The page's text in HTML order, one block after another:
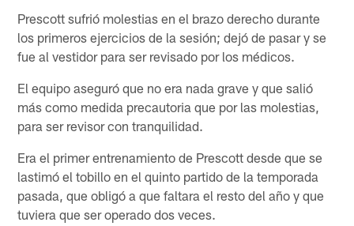
Prescott sufrió molestias en el brazo derecho durante
los primeros ejercicios de la sesión; dejó de pasar y se
fue al vestidor para ser revisado por los médicos.
El equipo aseguró que no era nada grave y que salió
más como medida precautoria que por las molestias,
para ser revisor con tranquilidad.
Era el primer entrenamiento de Prescott desde que se
lastimó el tobillo en el quinto partido de la temporada
pasada, que obligó a que faltara el resto del año y que
tuviera que ser operado dos veces.